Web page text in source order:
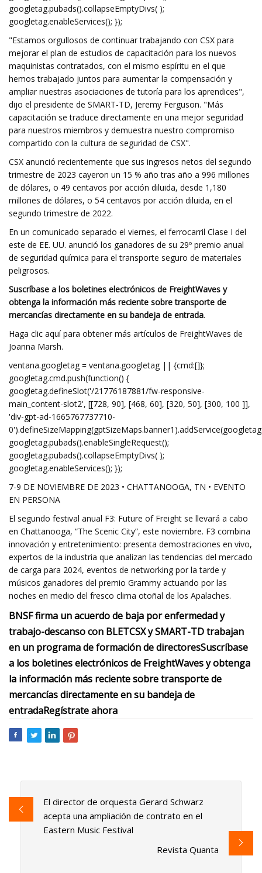
googletag.pubads().collapseEmptyDivs( );
googletag.enableServices(); });
"Estamos orgullosos de continuar trabajando con CSX para
mejorar el plan de estudios de capacitación para los nuevos
maquinistas contratados, con el mismo espíritu en el que
hemos trabajado juntos para aumentar la compensación y
ampliar nuestras asociaciones de tutoría para los aprendices",
dijo el presidente de SMART-TD, Jeremy Ferguson. "Más
capacitación se traduce directamente en una mejor seguridad
para nuestros miembros y demuestra nuestro compromiso
compartido con la cultura de seguridad de CSX".
CSX anunció recientemente que sus ingresos netos del segundo
trimestre de 2023 cayeron un 15 % año tras año a 996 millones
de dólares, o 49 centavos por acción diluida, desde 1,180
millones de dólares, o 54 centavos por acción diluida, en el
segundo trimestre de 2022.
En un comunicado separado el viernes, el ferrocarril Clase I del
este de EE. UU. anunció los ganadores de su 29º premio anual
de seguridad química para el transporte seguro de materiales
peligrosos.
Suscríbase a los boletines electrónicos de FreightWaves y
obtenga la información más reciente sobre transporte de
mercancías directamente en su bandeja de entrada.
Haga clic aquí para obtener más artículos de FreightWaves de
Joanna Marsh.
ventana.googletag = ventana.googletag || {cmd:[]};
googletag.cmd.push(function() {
googletag.defineSlot('/21776187881/fw-responsive-
main_content-slot2', [[728, 90], [468, 60], [320, 50], [300, 100 ]],
'div-gpt-ad-1665767737710-
googletag.pubads().enableSingleRequest();
googletag.pubads().collapseEmptyDivs( );
googletag.enableServices(); });
7-9 DE NOVIEMBRE DE 2023 • CHATTANOOGA, TN • EVENTO
EN PERSONA
El segundo festival anual F3: Future of Freight se llevará a cabo
en Chattanooga, “The Scenic City”, este noviembre. F3 combina
innovación y entretenimiento: presenta demostraciones en vivo,
expertos de la industria que analizan las tendencias del mercado
de carga para 2024, eventos de networking por la tarde y
músicos ganadores del premio Grammy actuando por las
noches en medio del fresco clima otoñal de los Apalaches.
BNSF firma un acuerdo de baja por enfermedad y
trabajo-descanso con BLETCSX y SMART-TD trabajan
en un programa de formación de directoresSuscríbase
a los boletines electrónicos de FreightWaves y obtenga
la información más reciente sobre transporte de
mercancías directamente en su bandeja de
entradaRegístrate ahora
El director de orquesta Gerard Schwarz
acepta una ampliación de contrato en el
Eastern Music Festival
Revista Quanta